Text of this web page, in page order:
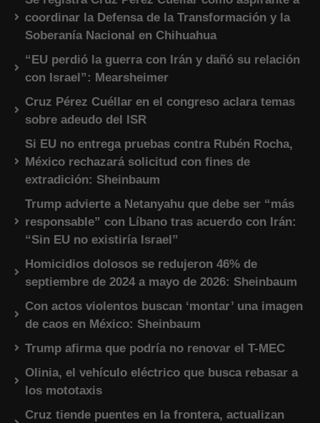
coordinar la Defensa de la Transformación y la
Soberanía Nacional en Chihuahua
“EU perdió la guerra con Irán y dañó su relación
con Israel”: Mearsheimer
Cruz Pérez Cuéllar en el congreso aclara temas
sobre adeudo del ISR
Si EU no entrega pruebas contra Rubén Rocha,
México rechazará solicitud con fines de
extradición: Sheinbaum
Trump advierte a Netanyahu que debe ser “más
responsable” con Líbano tras acuerdo con Irán:
“Sin EU no existiría Israel”
Homicidios dolosos se redujeron 46% de
septiembre de 2024 a mayo de 2026: Sheinbaum
Con actos violentos buscan ‘montar’ una imagen
de caos en México: Sheinbaum
Trump afirma que podría no renovar el T-MEC
Olinia, el vehículo eléctrico que busca rebasar a
los mototaxis
Cruz tiende puentes en la frontera, actualizan